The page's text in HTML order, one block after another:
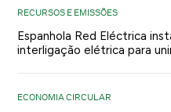
RECURSOS E EMISSÕES
Espanhola Red Eléctrica
interligação elétrica para
ECONOMIA CIRCULAR